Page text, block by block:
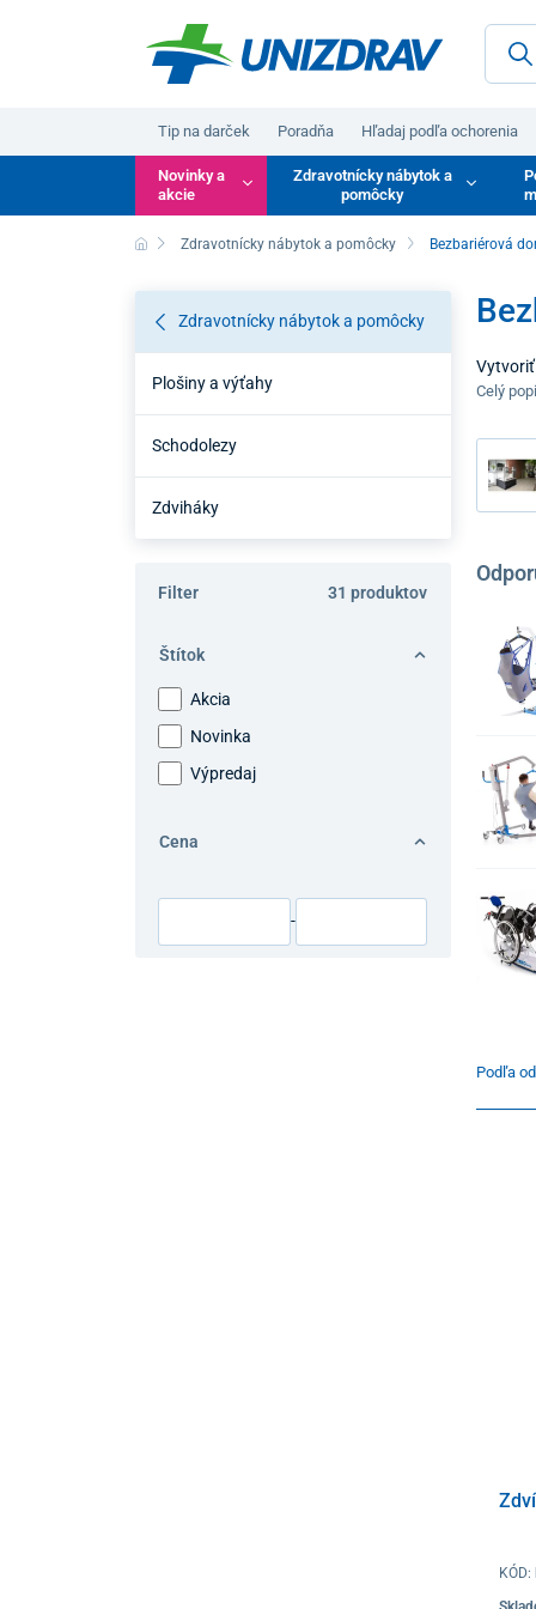
Tip na darček Poradňa Hľadaj podľa ochorenia
Novinky a
akcie
Zdravotnícky nábytok a
pomôcky
Zdravotnícky nábytok a pomôcky Bezbariérová
Zdravotnícky nábytok a pomôcky
Plošiny a výťahy
Schodolezy
Zdviháky
Filter 31 produktov
Štítok
Akcia
Novinka
Výpredaj
Cena
-
interiéri
Celý
Podľa
KÓD: